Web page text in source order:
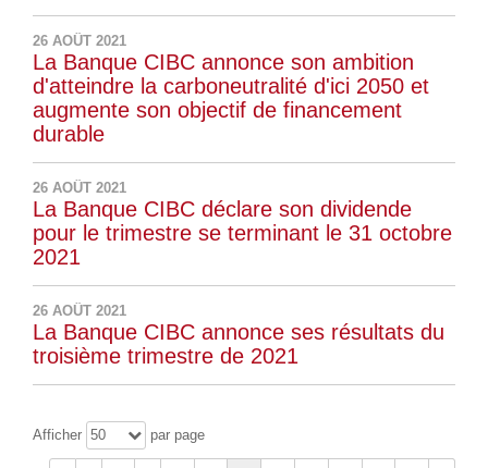
26 AOÛT 2021
La Banque CIBC annonce son ambition
d'atteindre la carboneutralité d'ici 2050 et
augmente son objectif de financement
durable
26 AOÛT 2021
La Banque CIBC déclare son dividende
pour le trimestre se terminant le 31 octobre
2021
26 AOÛT 2021
La Banque CIBC annonce ses résultats du
troisième trimestre de 2021
Afficher 50 par page